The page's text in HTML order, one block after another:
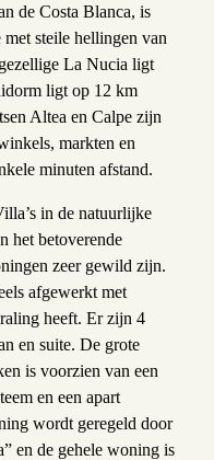
de Costa Blanca, is
steile hellingen van
La Nucia ligt
ligt op 12 km
Altea en Calpe zijn
markten en
minuten afstand.
in de natuurlijke
het betoverende
zeer gewild zijn.
afgewerkt met
heeft. Er zijn 4
en suite. De grote
is voorzien van een
en een apart
wordt geregeld door
en de gehele woning is